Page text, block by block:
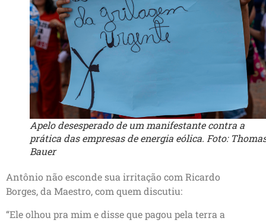
Apelo desesperado de um manifestante contra a
prática das empresas de energia eólica. Foto:
Bauer
Antônio não esconde sua irritação com Ricardo
Borges, da Maestro, com quem discutiu:
“Ele olhou pra mim e disse que pagou pela terra a